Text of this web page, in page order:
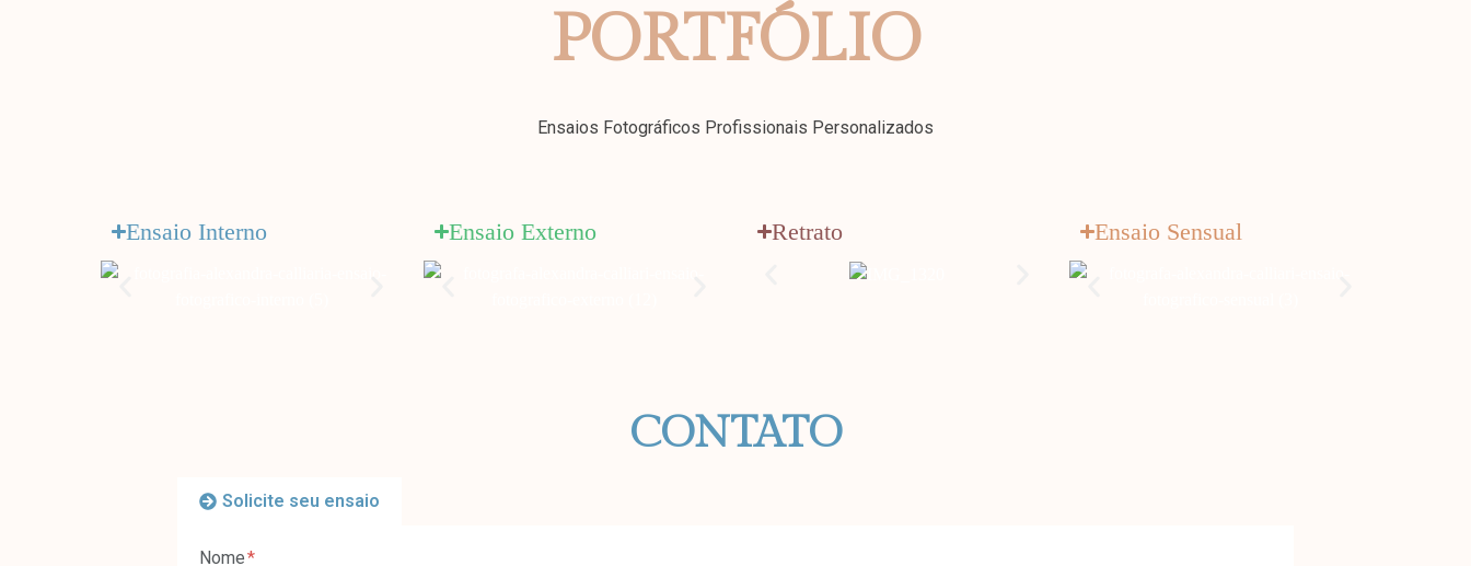
PORTFÓLIO
Ensaios Fotográficos Profissionais Personalizados
Ensaio Interno Ensaio Externo Retrato Ensaio Sensual
CONTATO
Solicite seu ensaio
Nome